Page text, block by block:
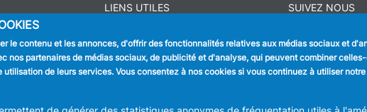
LIENS UTILES
Offres d'emploi
Journal communal
Stationnement
SUIVEZ NOUS
Linkedin
le contenu et les annonces, d'offrir des fonctionnalités relatives aux médias sociaux et
nos partenaires de médias sociaux, de publicité et d'analyse, qui peuvent combiner
de leurs services. Vous consentez à nos cookies si vous continuez à utiliser notre